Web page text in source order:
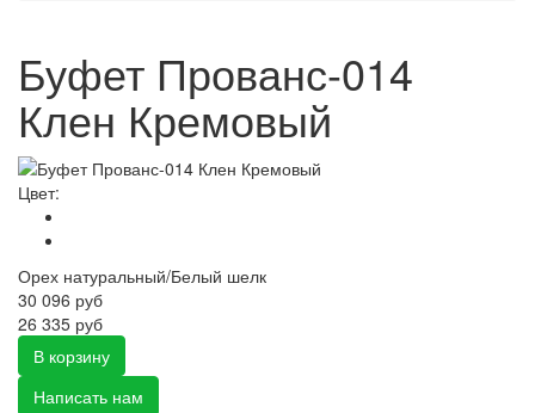
Буфет Прованс-014
Клен Кремовый
Цвет:
Орех натуральный/Белый шелк
30 096 руб
26 335 руб
В корзину
Написать нам